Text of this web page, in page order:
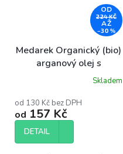
OD
224 KČ
AŽ
–30 %
Medarek Organický (bio)
arganový olej s
pomerančovým olejem
produktu
je
5,0
5
Skladem
od 130 Kč bez DPH
od 157 Kč
DETAIL